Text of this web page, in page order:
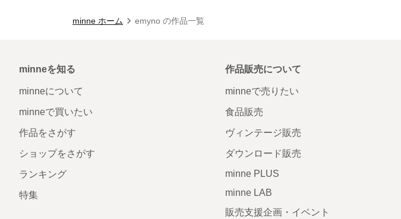
minne ホーム emyno の作品一覧
minneを知る
minneについて
minneで買いたい
作品をさがす
ショップをさがす
ランキング
特集
作品販売について
minneで売りたい
食品販売
ヴィンテージ販売
ダウンロード販売
minne PLUS
minne LAB
販売支援企画・イベント